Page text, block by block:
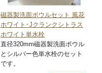
磁器製洗面ボウルセット 風花
ホワイト･Jクランクシトラス
ホワイト単水栓
直径320mm磁器製洗面ボウル
とシルバー色単水栓のセット
です。